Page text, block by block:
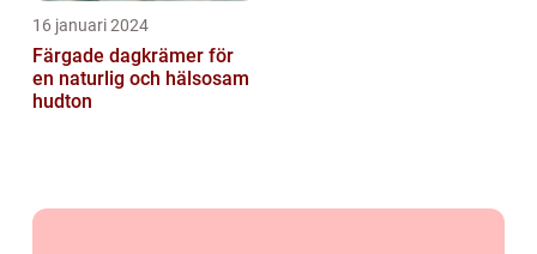
16 januari 2024
Färgade dagkrämer för
en naturlig och hälsosam
hudton